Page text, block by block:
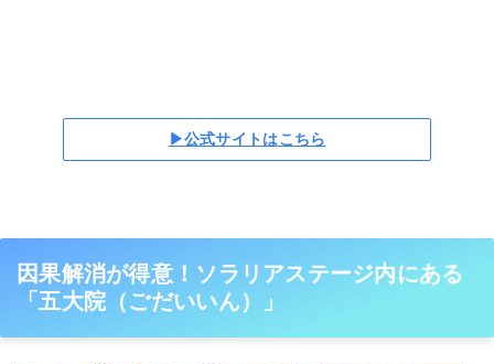
▶公式サイトはこちら
因果解消が得意！ソラリアステージ内にある
「五大院（ごだいいん）」